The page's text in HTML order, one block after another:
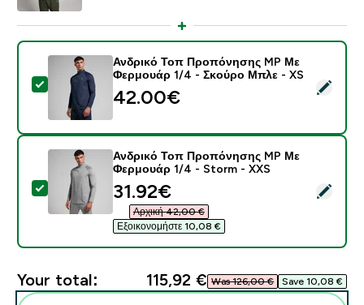
Select this product - Ανδρικό Τοπ Προπόνησης MP
Ανδρικό Τοπ Προπόνησης MP Με
Φερμουάρ 1/4 - Σκούρο Μπλε - XS
42.00€‎
Select this product - Ανδρικό Τοπ Προπόνησης MP
Ανδρικό Τοπ Προπόνησης MP Με
Φερμουάρ 1/4 - Storm - XXS
discounted price
31.92€‎
Αρχική 42,00 €‎
Εξοικονομήστε 10,08 €‎
Your total: 115,92 €‎ Was 126,00 €‎ Save 10,08 €‎